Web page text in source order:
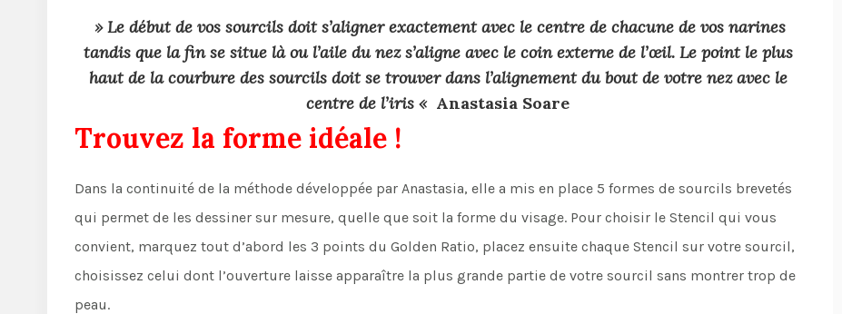
» Le début de vos sourcils doit s’aligner exactement avec le centre de chacune de vos narines
tandis que la fin se situe là ou l’aile du nez s’aligne avec le coin externe de l’œil. Le point le plus
haut de la courbure des sourcils doit se trouver dans l’alignement du bout de votre nez avec le
centre de l’iris « Anastasia Soare
Trouvez la forme idéale !
Dans la continuité de la méthode développée par Anastasia, elle a mis en place 5 formes de sourcils brevetés
qui permet de les dessiner sur mesure, quelle que soit la forme du visage. Pour choisir le Stencil qui vous
convient, marquez tout d’abord les 3 points du Golden Ratio, placez ensuite chaque Stencil sur votre sourcil,
choisissez celui dont l’ouverture laisse apparaître la plus grande partie de votre sourcil sans montrer trop de
peau.